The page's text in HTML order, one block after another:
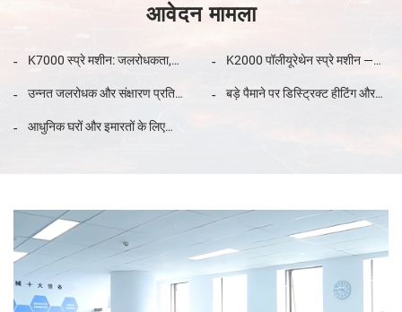
आवेदन मामला
K7000 स्प्रे मशीन: जलरोधकता,
परियोजनाओं के लिए एक समग्र
K2000 पॉलीयूरेथेन स्प्रे मशीन —
परियोजनाओं के लिए
उन्नत जलरोधक और संक्षारण प्रतिरोध
सिस्टम।
बड़े पैमाने पर डिस्ट्रिक्ट हीटिंग और
आधुनिक घरों और इमारतों के लिए